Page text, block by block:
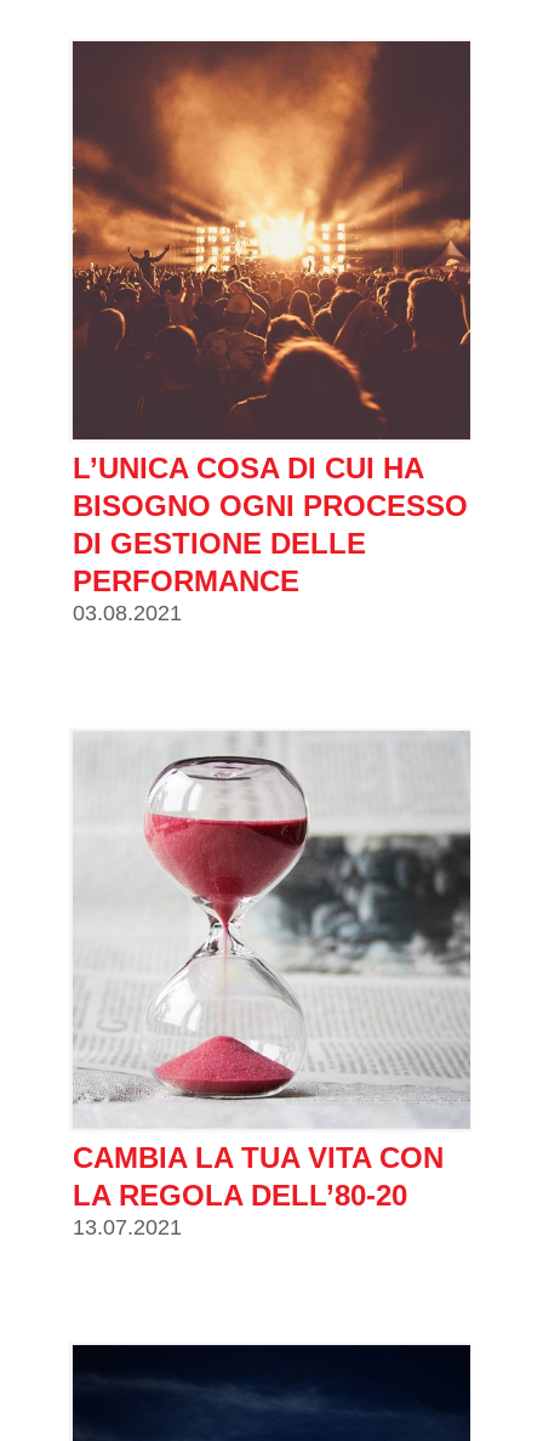
L’UNICA COSA DI CUI HA
BISOGNO OGNI PROCESSO
DI GESTIONE DELLE
PERFORMANCE
03.08.2021
CAMBIA LA TUA VITA CON
LA REGOLA DELL’80-20
13.07.2021